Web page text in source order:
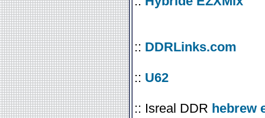
:: DDRLinks.com
:: U62
:: Isreal DDR hebrew